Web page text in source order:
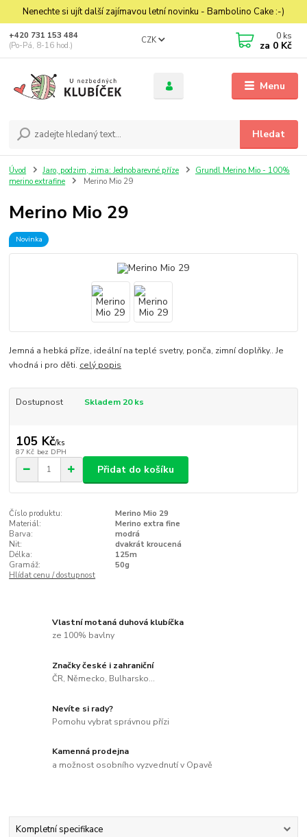
Nenechte si ujít další zajímavou letní novinku - Bambolino Cake :-)
Menu
CZK
Hledat
+420 731 153 484
(Po-Pá, 8-16 hod.)
0 ks
za 0 Kč
Úvod Jaro, podzim, zima: Jednobarevné příze
Grundl Merino Mio - 100%
merino extrafine
Merino Mio 29
Merino Mio 29
Novinka
Jemná a hebká příze, ideální na teplé svetry, ponča, zimní doplňky.. Je
vhodná i pro děti. celý popis
Dostupnost Skladem 20 ks
105 Kč/ks
87 Kč bez DPH
Přidat do košíku
Číslo produktu:
Merino Mio 29
Materiál:
Merino extra fine
Barva:
modrá
Nit:
dvakrát kroucená
Délka:
125m
Gramáž:
50g
Hlídat cenu / dostupnost
Vlastní motaná duhová klubíčka
ze 100% bavlny
Značky české i zahraniční
ČR, Německo, Bulharsko...
Nevíte si rady?
Pomohu vybrat správnou přízi
Kamenná prodejna
a možnost osobního vyzvednutí v Opavě
Kompletní specifikace